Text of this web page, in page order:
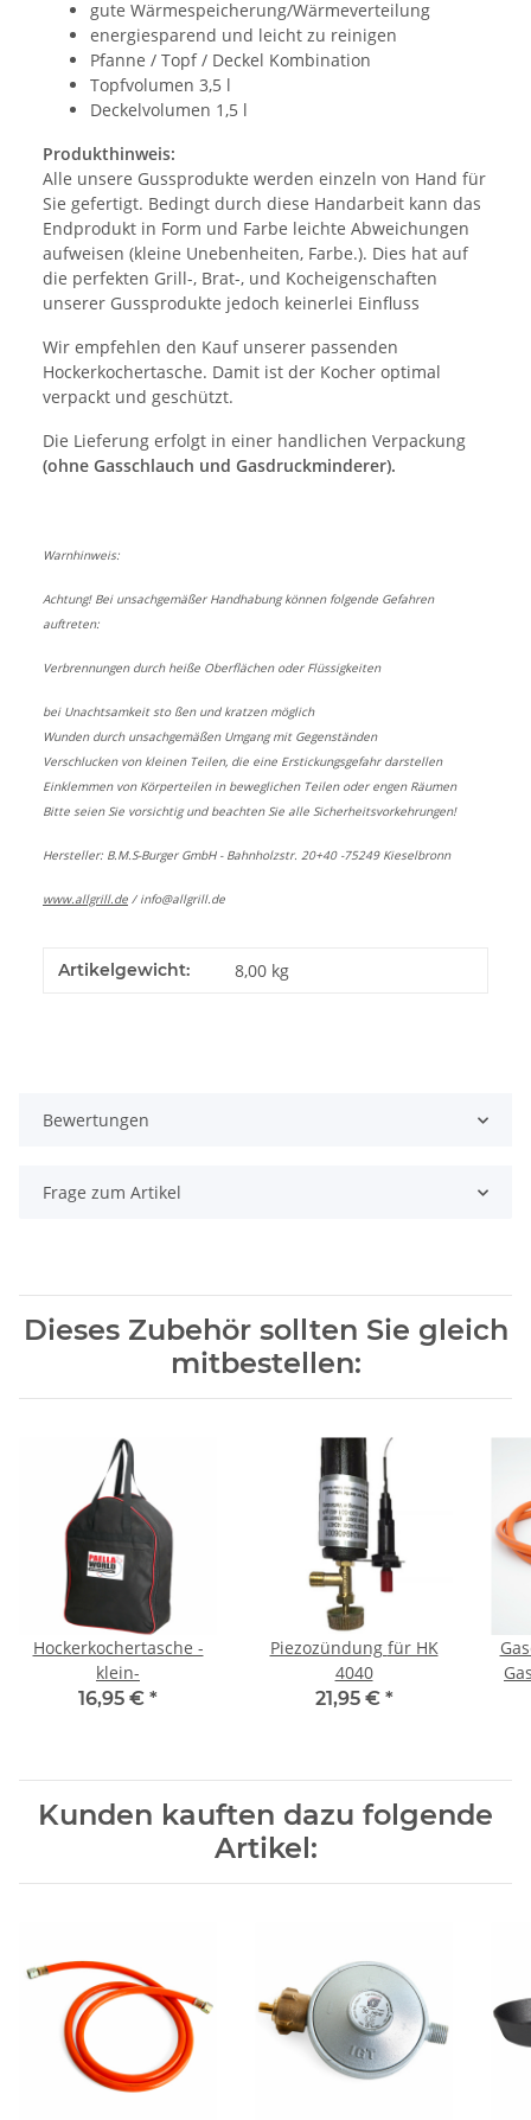
gute Wärmespeicherung/Wärmeverteilung
energiesparend und leicht zu reinigen
Pfanne / Topf / Deckel Kombination
Topfvolumen 3,5 l
Deckelvolumen 1,5 l
Produkthinweis:
Alle unsere Gussprodukte werden einzeln von Hand für
Sie gefertigt. Bedingt durch diese Handarbeit kann das
Endprodukt in Form und Farbe leichte Abweichungen
aufweisen (kleine Unebenheiten, Farbe.). Dies hat auf
die perfekten Grill-, Brat-, und Kocheigenschaften
unserer Gussprodukte jedoch keinerlei Einfluss
Wir empfehlen den Kauf unserer passenden
Hockerkochertasche. Damit ist der Kocher optimal
verpackt und geschützt.
Die Lieferung erfolgt in einer handlichen Verpackung
(ohne Gasschlauch und Gasdruckminderer).
Warnhinweis:
Achtung! Bei unsachgemäßer Handhabung können folgende Gefahren
auftreten:
Verbrennungen durch heiße Oberflächen oder Flüssigkeiten
bei Unachtsamkeit sto ßen und kratzen möglich
Wunden durch unsachgemäßen Umgang mit Gegenständen
Verschlucken von kleinen Teilen, die eine Erstickungsgefahr darstellen
Einklemmen von Körperteilen in beweglichen Teilen oder engen Räumen
Bitte seien Sie vorsichtig und beachten Sie alle Sicherheitsvorkehrungen!
Hersteller: B.M.S-Burger GmbH - Bahnholzstr. 20+40 -75249 Kieselbronn
www.allgrill.de / info@allgrill.de
Artikelgewicht: 8,00 kg
Bewertungen
Frage zum Artikel
Dieses Zubehör sollten Sie gleich
mitbestellen:
Hockerkochertasche -
klein-
16,95 € *
Piezozündung für HK
4040
21,95 € *
Kunden kauften dazu folgende
Artikel: